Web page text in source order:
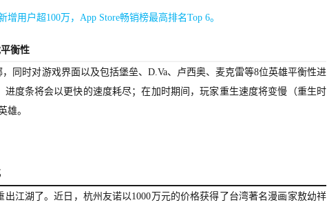
用户超100万，App Store畅销榜最高排名Top 6。
衡性
同时对游戏界面以及包括堡垒、D.Va、卢西奥、麦克雷等8位英雄平衡性进
度条将会以更快的速度耗尽；在加时期间，玩家重生速度将变慢（重生时
雄。
江湖了。近日，杭州友诺以1000万元的价格获得了台湾著名漫画家敖幼祥